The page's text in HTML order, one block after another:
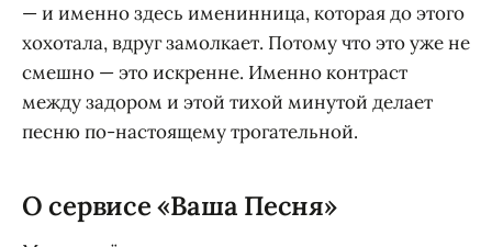
— и именно здесь именинница, которая до этого
хохотала, вдруг замолкает. Потому что это уже не
смешно — это искренне. Именно контраст
между задором и этой тихой минутой делает
песню по-настоящему трогательной.
О сервисе «Ваша Песня»